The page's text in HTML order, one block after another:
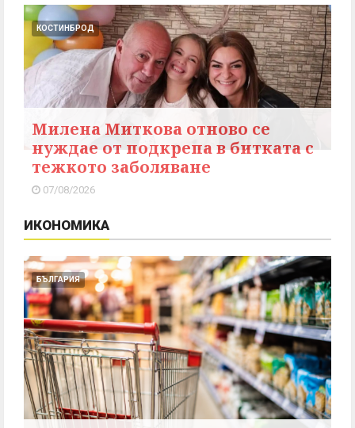
КОСТИНБРОД
Милена Миткова отново се
нуждае от подкрепа в битката с
тежкото заболяване
07/08/2026
ИКОНОМИКА
БЪЛГАРИЯ